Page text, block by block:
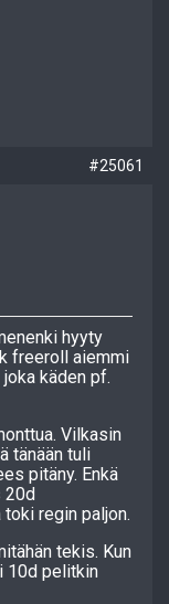
#25061
hyyty
freeroll aiemmi
käden pf.
Vilkasin
tänään tuli
pitäny. Enkä
20d
regin paljon.
tekis. Kun
10d pelitkin